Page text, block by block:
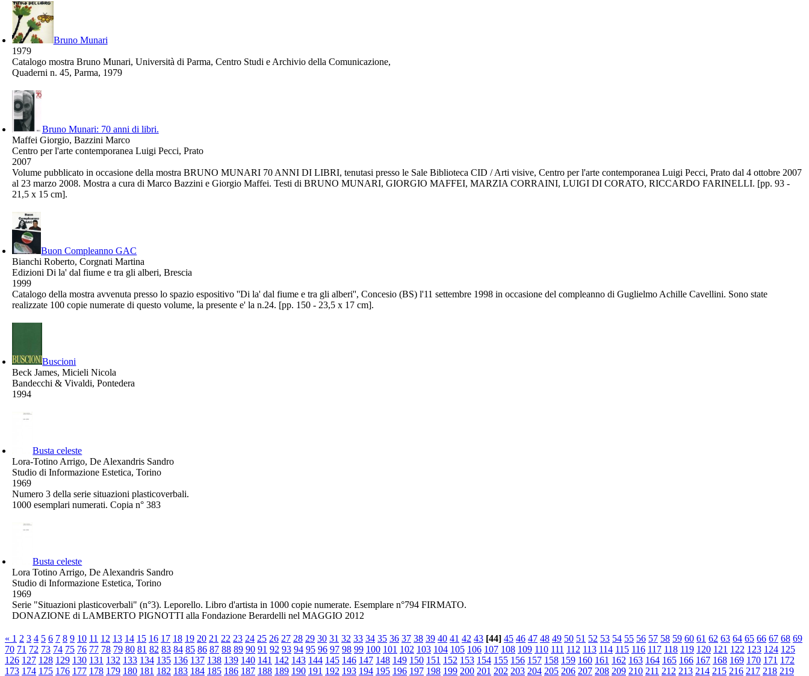
Bruno Munari
1979
Catalogo mostra Bruno Munari, Università di Parma, Centro Studi e Archivio della Comunicazione,
Quaderni n. 45, Parma, 1979
Bruno Munari: 70 anni di libri.
Maffei Giorgio, Bazzini Marco
Centro per l'arte contemporanea Luigi Pecci, Prato
2007
Volume pubblicato in occasione della mostra BRUNO MUNARI 70 ANNI DI LIBRI, tenutasi presso le Sale Biblioteca CID / Arti visive, Centro per l'arte contemporanea Luigi Pecci, Prato dal 4 ottobre 2007
al 23 marzo 2008. Mostra a cura di Marco Bazzini e Giorgio Maffei. Testi di BRUNO MUNARI, GIORGIO MAFFEI, MARZIA CORRAINI, LUIGI DI CORATO, RICCARDO FARINELLI. [pp. 93 -
21,5 x 15 cm].
Buon Compleanno GAC
Bianchi Roberto, Corgnati Martina
Edizioni Di la' dal fiume e tra gli alberi, Brescia
1999
Catalogo della mostra avvenuta presso lo spazio espositivo ''Di la' dal fiume e tra gli alberi'', Concesio (BS) l'11 settembre 1998 in occasione del compleanno di Guglielmo Achille Cavellini. Sono state
realizzate 100 copie numerate di questo volume, la presente e' la n.24. [pp. 150 - 23,5 x 17 cm].
Buscioni
Beck James, Micieli Nicola
Bandecchi & Vivaldi, Pontedera
1994
Busta celeste
Lora-Totino Arrigo, De Alexandris Sandro
Studio di Informazione Estetica, Torino
1969
Numero 3 della serie situazioni plasticoverbali.
1000 esemplari numerati. Copia n° 383
Busta celeste
Lora Totino Arrigo, De Alexandris Sandro
Studio di Informazione Estetica, Torino
1969
Serie "Situazioni plasticoverbali" (n°3). Leporello. Libro d'artista in 1000 copie numerate. Esemplare n°794 FIRMATO.
DONAZIONE di LAMBERTO PIGNOTTI alla Fondazione Berardelli nel MAGGIO 2012
« 1 2 3 4 5 6 7 8 9 10 11 12 13 14 15 16 17 18 19 20 21 22 23 24 25 26 27 28 29 30 31 32 33 34 35 36 37 38 39 40 41 42 43 [44] 45 46 47 48 49 50 51 52 53 54 55 56 57 58 59 60 61 62 63 64 65 66 67 68 69
70 71 72 73 74 75 76 77 78 79 80 81 82 83 84 85 86 87 88 89 90 91 92 93 94 95 96 97 98 99 100 101 102 103 104 105 106 107 108 109 110 111 112 113 114 115 116 117 118 119 120 121 122 123 124 125
126 127 128 129 130 131 132 133 134 135 136 137 138 139 140 141 142 143 144 145 146 147 148 149 150 151 152 153 154 155 156 157 158 159 160 161 162 163 164 165 166 167 168 169 170 171 172
173 174 175 176 177 178 179 180 181 182 183 184 185 186 187 188 189 190 191 192 193 194 195 196 197 198 199 200 201 202 203 204 205 206 207 208 209 210 211 212 213 214 215 216 217 218 219